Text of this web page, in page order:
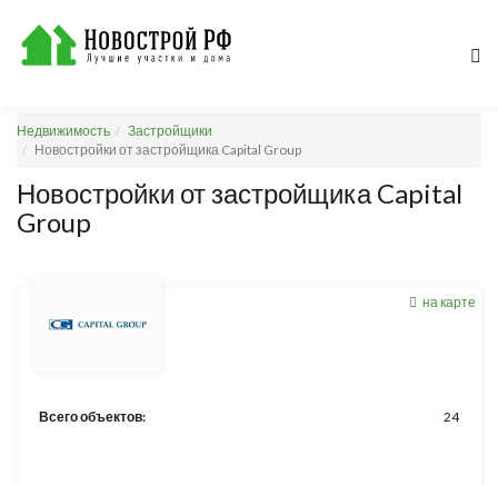
Недвижимость
Застройщики
Новостройки от застройщика Capital Group
Новостройки от застройщика Capital
Group
на карте
Всего объектов: 24